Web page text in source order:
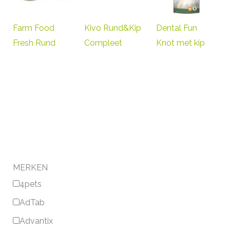
Farm Food
Fresh Rund
Kivo Rund&Kip
Compleet
Dental Fun
Knot met kip
MERKEN
4pets
AdTab
Advantix